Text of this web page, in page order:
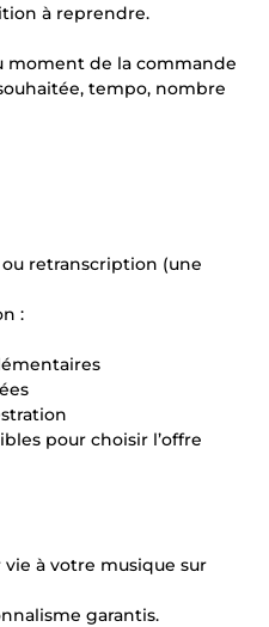
à reprendre.
moment de la commande
tempo, nombre
retranscription (une
:
pour choisir l’offre
à votre musique sur
garantis.